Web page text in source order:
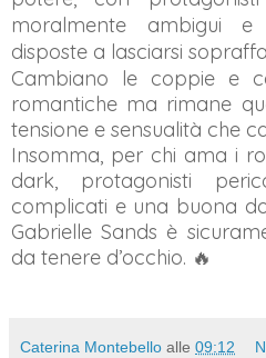
moralmente ambigui
disposte a lasciarsi
Cambiano le coppie e
romantiche ma rimane
tensione e sensualità che
Insomma, per chi ama i
dark, protagonisti
complicati e una buona
Gabrielle Sands è
da tenere d’occhio. 🔥
Caterina Montebello alle 09:12